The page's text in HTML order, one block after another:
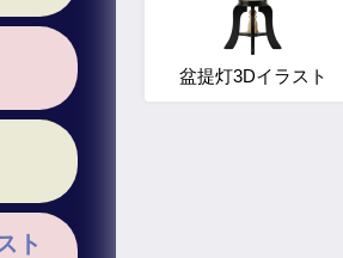
ト
盆提灯3Dイラスト